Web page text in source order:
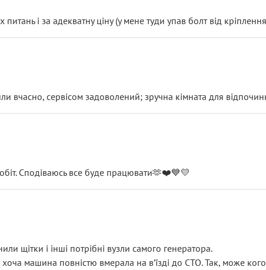
і за адекватну ціну (у мене туди упав болт від
сервісом задоволений; зручна кімната для
Сподіваюсь все буде працювати🫶❤️💙💛
щітки і інші потрібні вузли самого генератора.
машина повністю вмерала на вʼїзді до СТО. Так, може